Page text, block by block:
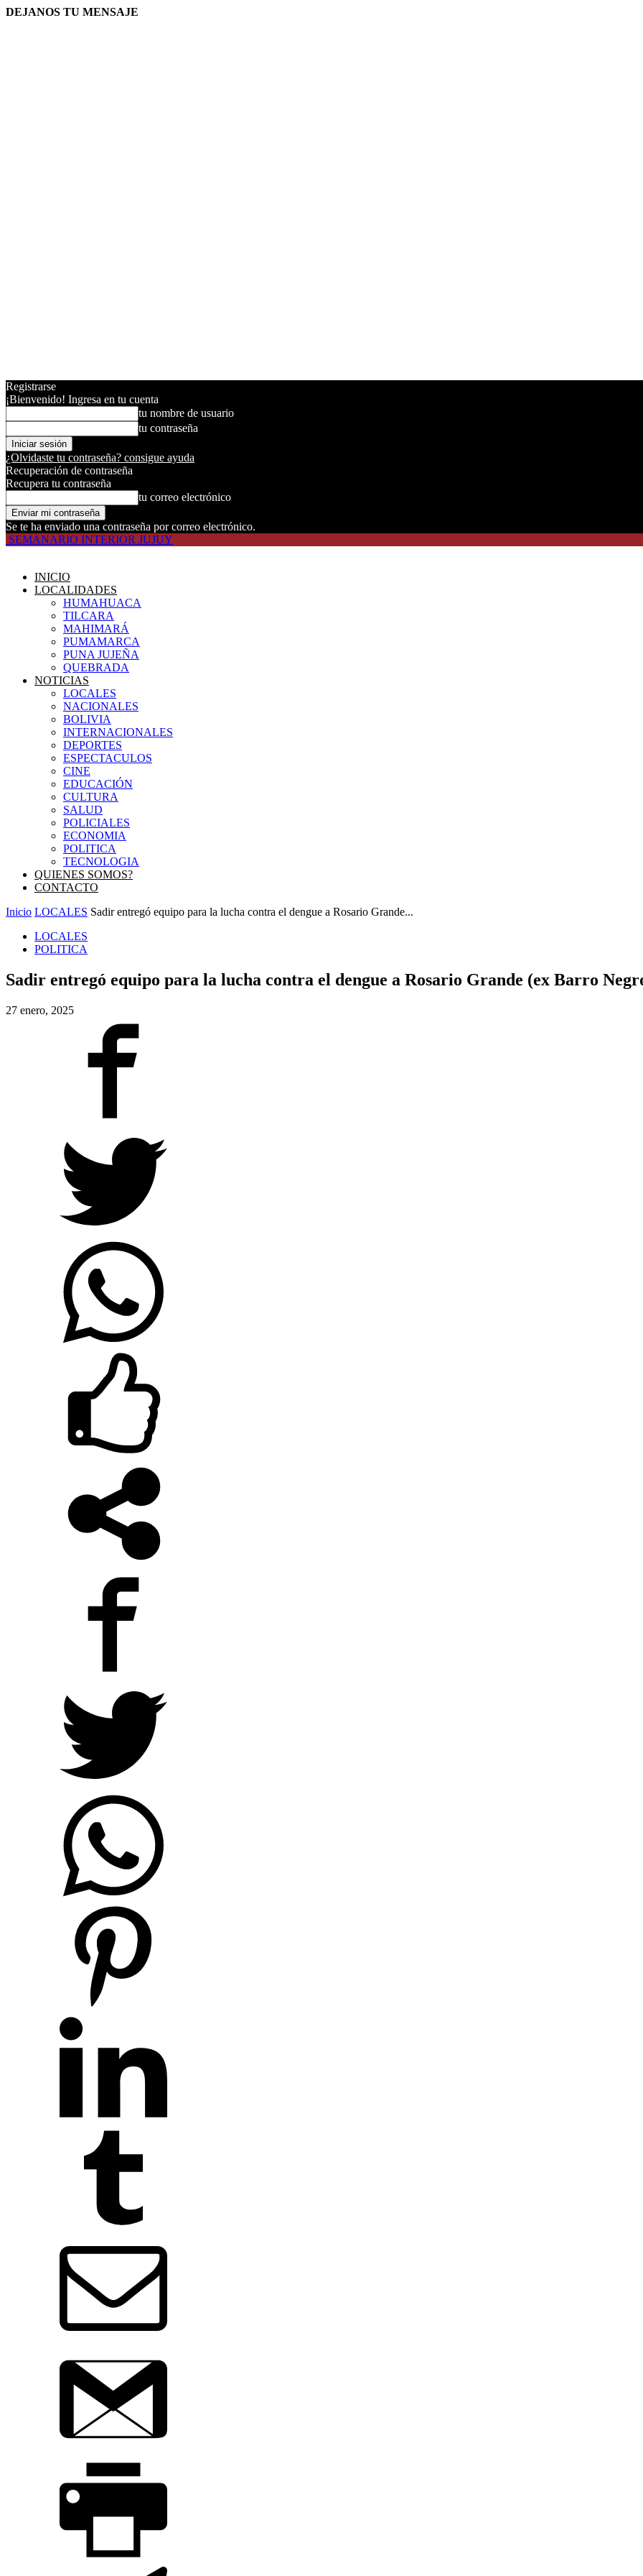
DEJANOS TU MENSAJE
Registrarse
¡Bienvenido! Ingresa en tu cuenta
tu nombre de usuario
tu contraseña
¿Olvidaste tu contraseña? consigue ayuda
Recuperación de contraseña
Recupera tu contraseña
tu correo electrónico
Se te ha enviado una contraseña por correo electrónico.
SEMANARIO INTERIOR JUJUY
INICIO
LOCALIDADES
HUMAHUACA
TILCARA
MAHIMARÁ
PUMAMARCA
PUNA JUJEÑA
QUEBRADA
NOTICIAS
LOCALES
NACIONALES
BOLIVIA
INTERNACIONALES
DEPORTES
ESPECTACULOS
CINE
EDUCACIÓN
CULTURA
SALUD
POLICIALES
ECONOMIA
POLITICA
TECNOLOGIA
QUIENES SOMOS?
CONTACTO
Inicio LOCALES Sadir entregó equipo para la lucha contra el dengue a Rosario Grande...
LOCALES
POLITICA
Sadir entregó equipo para la lucha contra el dengue a Rosario Grande (ex Barro
27 enero, 2025